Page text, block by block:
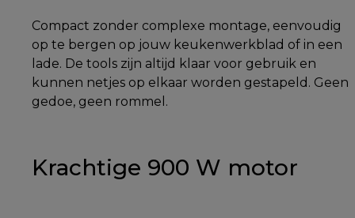
Compact zonder complexe montage, eenvoudig
op te bergen op jouw keukenwerkblad of in een
lade. De tools zijn altijd klaar voor gebruik en
kunnen netjes op elkaar worden gestapeld. Geen
gedoe, geen rommel.
Krachtige 900 W motor